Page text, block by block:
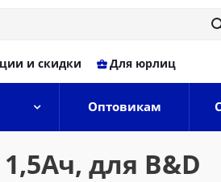
и скидки Для юрлиц
Оптовикам
для B&D